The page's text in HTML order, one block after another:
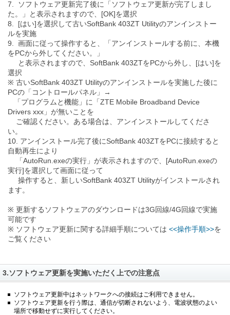
7. ソフトウェア更新完了後に「ソフトウェア更新が完了しまし
た。」と表示されますので、[OK]を選択
8. [はい]を選択して古いSoftBank 403ZT Utilityのアンインストー
ルを実施
9. 画面に従って操作すると、「アンインストールする前に、本機
をPCから外してください。」
と表示されますので、SoftBank 403ZTをPCから外し、[はい]を
選択
※ 古いSoftBank 403ZT Utilityのアンインストールを実施した後に
PCの「コントロールパネル」→
「プログラムと機能」に「ZTE Mobile Broadband Device
Drivers xxx」が無いことを
ご確認ください。ある場合は、アンインストールしてくださ
い。
10. アンインストール完了後にSoftBank 403ZTをPCに接続すると
自動再生により
「AutoRun.exeの実行」が表示されますので、[AutoRun.exeの
実行]を選択して画面に従って
操作すると、新しいSoftBank 403ZT Utilityがインストールされ
ます。
※ 更新するソフトウェアのダウンロードは3G回線/4G回線で実施
可能です
※ ソフトウェア更新に関する詳細手順については <<操作手順>>を
ご覧ください
3.ソフトウェア更新を実施いただく上での注意点
ソフトウェア更新中はネットワークへの接続はご利用できません。
ソフトウェア更新を行う際は、通信が切断されないよう、電波状態のよい
場所で移動せずに実行してください。